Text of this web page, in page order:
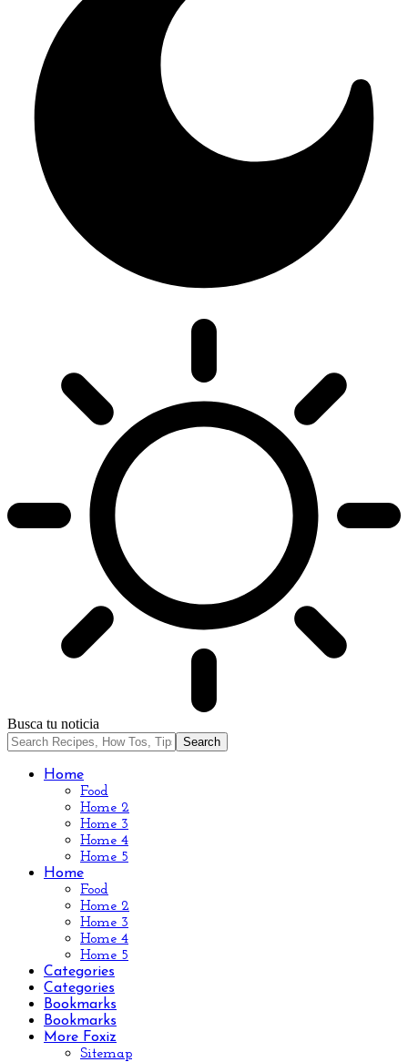
Busca tu noticia
Home
Food
Home 2
Home 3
Home 4
Home 5
Home
Food
Home 2
Home 3
Home 4
Home 5
Categories
Categories
Bookmarks
Bookmarks
More Foxiz
Sitemap